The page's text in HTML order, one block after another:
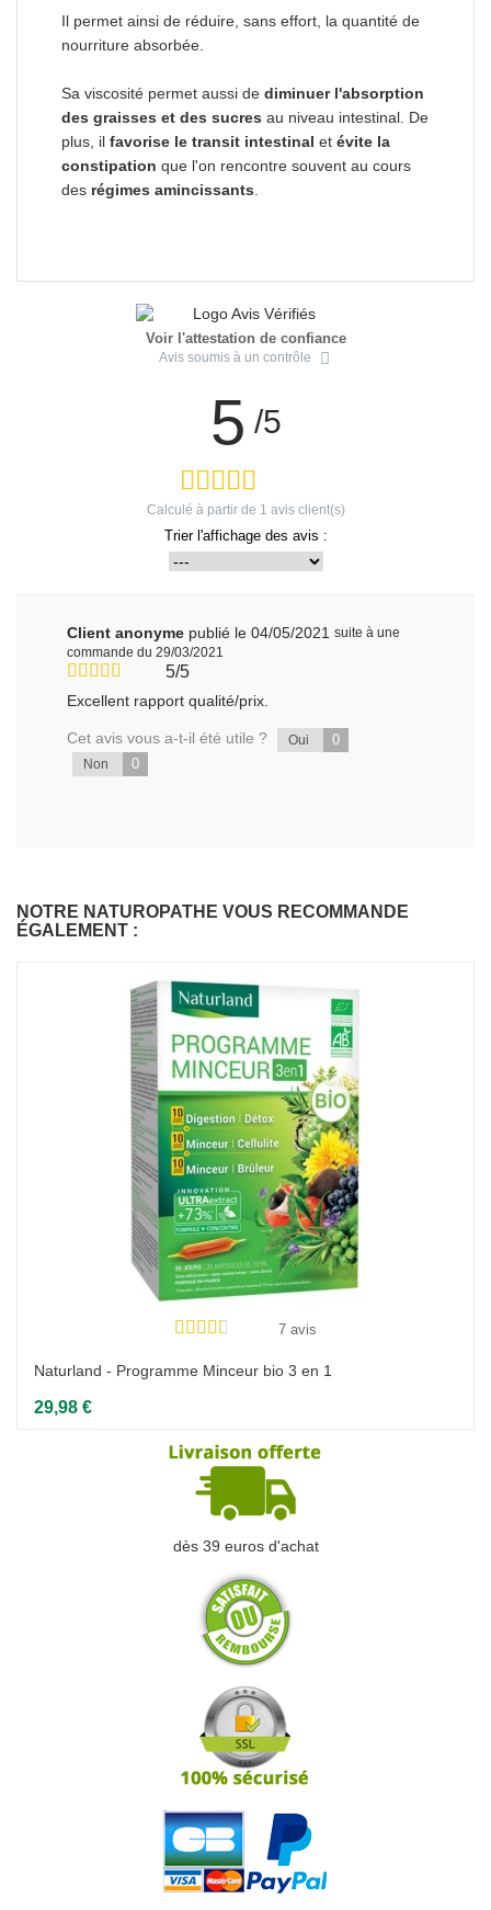
Il permet ainsi de réduire, sans effort, la quantité de
nourriture absorbée.
Sa viscosité permet aussi de diminuer l'absorption
des graisses et des sucres au niveau intestinal. De
plus, il favorise le transit intestinal et évite la
constipation que l'on rencontre souvent au cours
des régimes amincissants
Voir l'attestation de confiance
Avis soumis à un contrôle
5 /5
Calculé à partir de 1 avis client(s)
Trier l'affichage des avis :
Client anonyme publié le 04/05/2021 suite à une
commande du 29/03/2021
5/5
Excellent rapport qualité/prix.
Cet avis vous a-t-il été utile ? Oui 0
Non 0
NOTRE NATUROPATHE VOUS RECOMMANDE
ÉGALEMENT :
7 avis
Naturland - Programme Minceur bio 3 en 1
29,98 €
dès 39 euros d'achat